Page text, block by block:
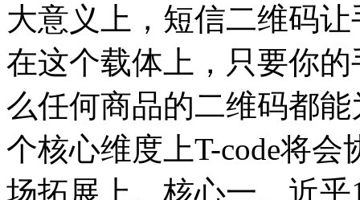
大意义上，短信二维码
在这个载体上，只要你
么任何商品的二维码都
个核心维度上T-code将
场拓展上。核心一、近乎